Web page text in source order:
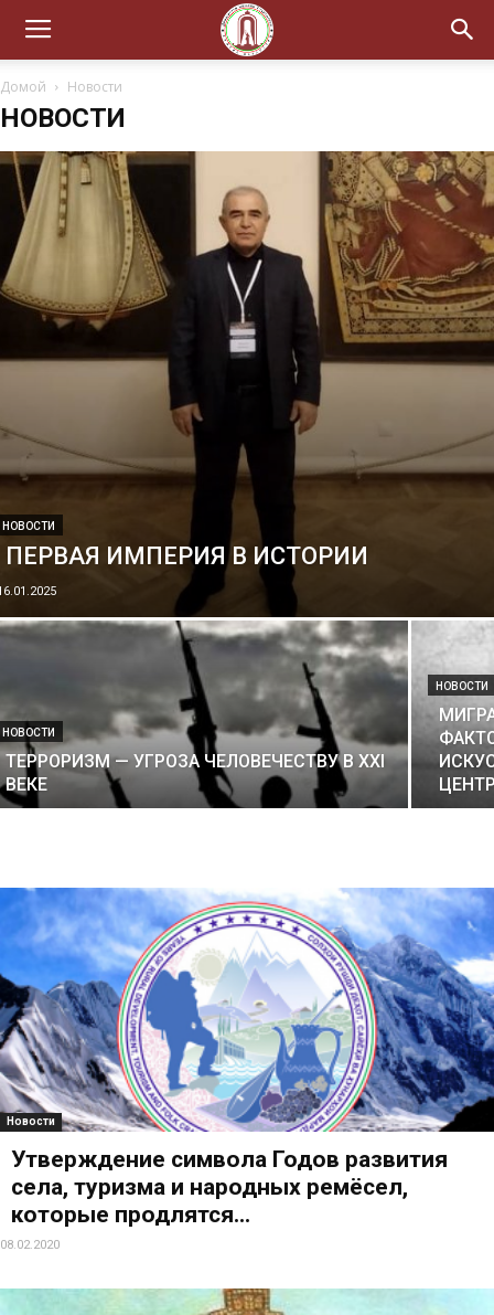
Домой Новости
НОВОСТИ
НОВОСТИ
ПЕРВАЯ ИМПЕРИЯ В ИСТОРИИ
НОВОСТИ
ТЕРРОРИЗМ — УГРОЗА ЧЕЛОВЕЧЕСТВУ В XXI
ВЕКЕ
НОВОСТИ
Новости
Утверждение символа Годов развития
села, туризма и народных ремёсел,
которые продлятся...
08.02.2020